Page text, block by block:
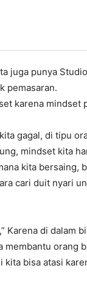
juga punya
pemasaran.
karena mindset
gagal, di tipu
mindset kita
kita bersaing,
cari duit nyari
Karena di dalam
orang
kita bisa atasi